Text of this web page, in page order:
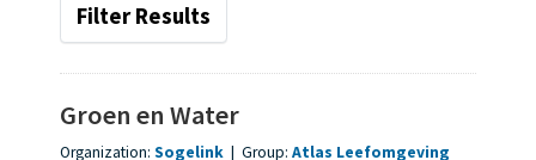
Filter Results
Groen en Water
Organization: Sogelink | Group: Atlas Leefomgeving